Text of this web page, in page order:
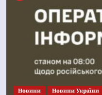
Новини Новини України